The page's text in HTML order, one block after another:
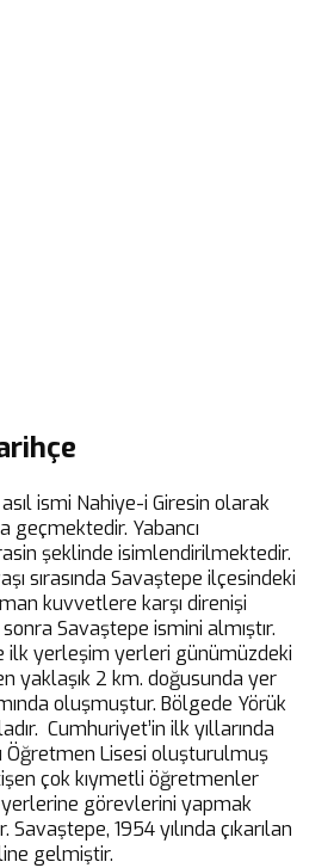
ismi Nahiye-i Giresin olarak
geçmektedir. Yabancı
şeklinde isimlendirilmektedir.
sırasında Savaştepe ilçesindeki
kuvvetlere karşı direnişi
Savaştepe ismini almıştır.
ilk yerleşim yerleri günümüzdeki
yaklaşık 2 km. doğusunda yer
oluşmuştur. Bölgede Yörük
Cumhuriyet’in ilk yıllarında
Öğretmen Lisesi oluşturulmuş
çok kıymetli öğretmenler
görevlerini yapmak
1954 yılında çıkarılan
gelmiştir.